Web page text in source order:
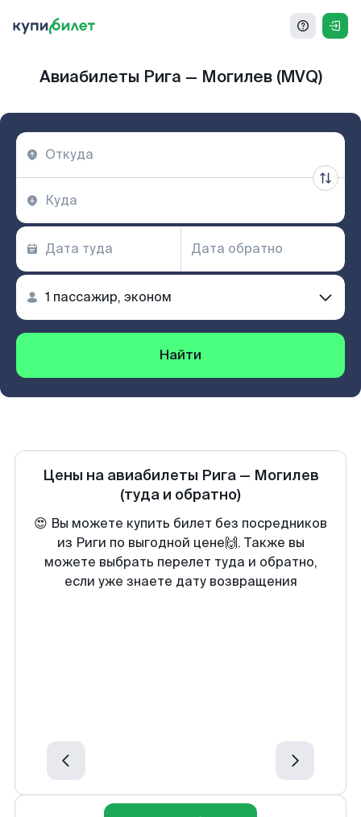
Авиабилеты Рига — Могилев (MVQ)
Найти
Цены на авиабилеты Рига— Могилев
(туда и обратно)
😍 Вы можете купить билет без посредников
из Риги по выгодной цене🙌. Также вы
можете выбрать перелет туда и обратно,
если уже знаете дату возвращения